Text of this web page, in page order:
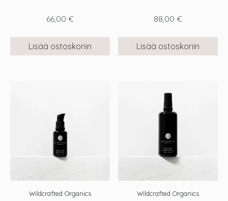
66,00 €
Lisää ostoskoriin
88,00 €
Lisää ostoskoriin
Wildcrafted Organics
Wildcrafted Organics